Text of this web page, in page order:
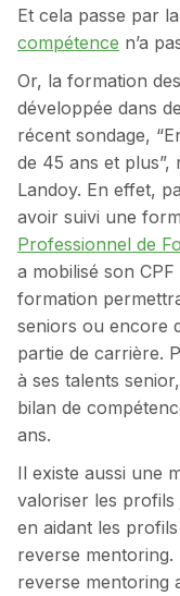
Et cela passe par
compétence n’a
Or, la formation
développée dans
récent sondage,
de 45 ans et
Landoy. En effet,
avoir suivi une
Professionnel de
a mobilisé son
formation
seniors ou encore
partie de carrière.
à ses talents
bilan de
ans.
Il existe aussi une
valoriser les
en aidant les
reverse mentoring.
reverse mentoring